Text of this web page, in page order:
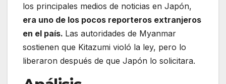
los principales medios de noticias en Japón,
era uno de los pocos reporteros extranjeros
en el país. Las autoridades de Myanmar
sostienen que Kitazumi violó la ley, pero lo
liberaron después de que Japón lo solicitara.